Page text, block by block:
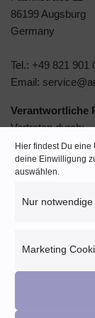
Hier findest Du
deine Einwilligung
auswählen.
Nur
Marketing
86199 Augsburg
Germany
Tel.: +49 821 901
Email:
Verantwortliche
Vertreten durch:
Amann
Diese vertreten
Arved
Handelsregister:
Warnhinweise